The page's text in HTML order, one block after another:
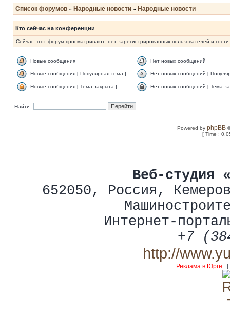
Список форумов » Народные новости » Народные новости
Кто сейчас на конференции
Сейчас этот форум просматривают: нет зарегистрированных пользователей и
Новые сообщения Нет новых сообщений
Новые сообщения [ Популярная тема ] Нет новых сообщений [
Новые сообщения [ Тема закрыта ] Нет новых сообщений [ Тема
Найти:
Powered byphpBB
[ Time :
Веб-студия
652050, Россия ,
Интернет-
+7
http://
Реклама в Юрге